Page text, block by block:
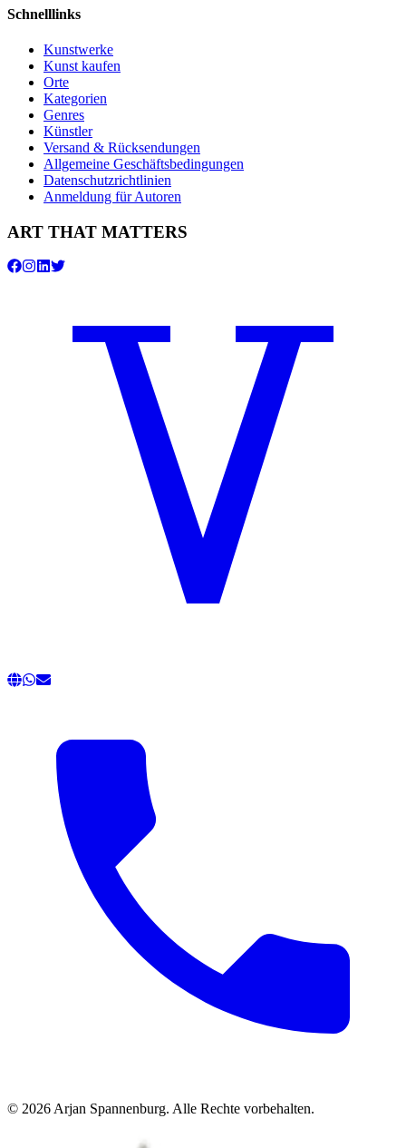
Schnelllinks
Kunstwerke
Kunst kaufen
Orte
Kategorien
Genres
Künstler
Versand & Rücksendungen
Allgemeine Geschäftsbedingungen
Datenschutzrichtlinien
Anmeldung für Autoren
ART THAT MATTERS
© 2026 Arjan Spannenburg. Alle Rechte vorbehalten.